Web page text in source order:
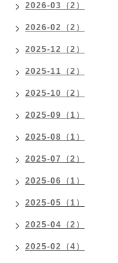
2026-03（2）
2026-02（2）
2025-12（2）
2025-11（2）
2025-10（2）
2025-09（1）
2025-08（1）
2025-07（2）
2025-06（1）
2025-05（1）
2025-04（2）
2025-02（4）